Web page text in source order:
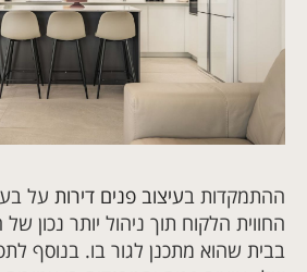
ההתמקדות בעיצוב פנים דירות על
החווית הלקוח תוך ניהול יותר נכון
בבית שהוא מתכנן לגור בו. בנוסף